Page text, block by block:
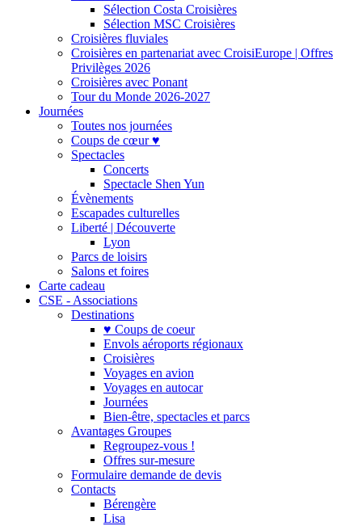
Sélection Costa Croisières
Sélection MSC Croisières
Croisières fluviales
Croisières en partenariat avec CroisiEurope | Offres
Privilèges 2026
Croisières avec Ponant
Tour du Monde 2026-2027
Journées
Toutes nos journées
Coups de cœur ♥
Spectacles
Concerts
Spectacle Shen Yun
Évènements
Escapades culturelles
Liberté | Découverte
Lyon
Parcs de loisirs
Salons et foires
Carte cadeau
CSE - Associations
Destinations
♥ Coups de coeur
Envols aéroports régionaux
Croisières
Voyages en avion
Voyages en autocar
Journées
Bien-être, spectacles et parcs
Avantages Groupes
Regroupez-vous !
Offres sur-mesure
Formulaire demande de devis
Contacts
Bérengère
Lisa